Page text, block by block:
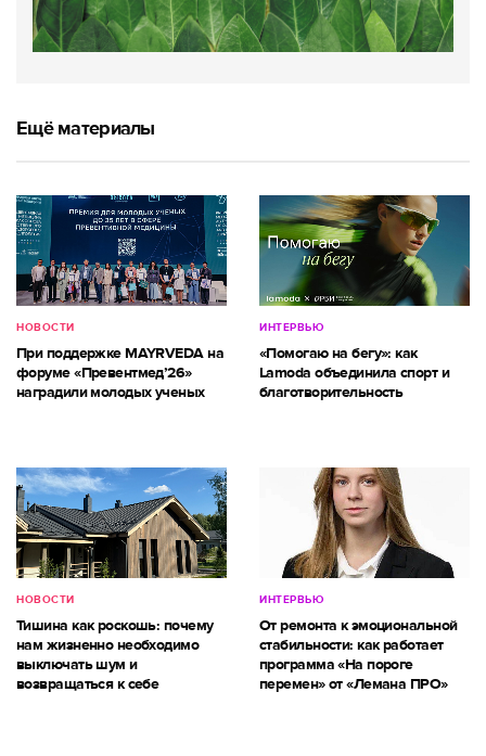
Ещё материалы
НОВОСТИ
При поддержке MAYRVEDA на
форуме «Превентмед’26»
наградили молодых ученых
ИНТЕРВЬЮ
«Помогаю на бегу»: как
Lamoda объединила спорт и
благотворительность
НОВОСТИ
Тишина как роскошь: почему
нам жизненно необходимо
выключать шум и
возвращаться к себе
ИНТЕРВЬЮ
От ремонта к эмоциональной
стабильности: как работает
программа «На пороге
перемен» от «Лемана ПРО»